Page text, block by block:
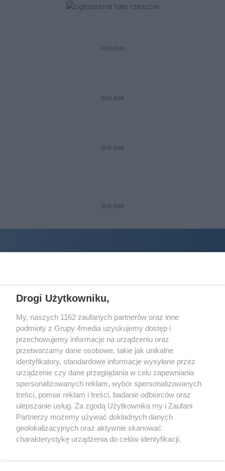
REKLAMA
REKLAMA
REKLAMA
REKLAMA
Wydawcąhalorzeszow.pljest:
STOWARZYSZENIE INICJATYW SPOŁECZNYCH PERSPEKTYWA
Adres do korespondencji:
ul. Piastów 3/2035-077 Rzeszów
kontakt@halorzeszow.pl
Redakcja Reklama Kontakt
Patronat medialny
Regulamin portalu
Polityka prywatności
Drogi Użytkowniku,
My, naszych 1162 zaufanych partnerów oraz inne
podmioty z Grupy 4media uzyskujemy dostęp i
przechowujemy informacje na urządzeniu oraz
przetwarzamy dane osobowe, takie jak unikalne
identyfikatory, standardowe informacje wysyłane przez
urządzenie czy dane przeglądania w celu zapewniania
spersonalizowanych reklam, wybór spersonalizowanych
treści, pomiar reklam i treści, badanie odbiorców oraz
ulepszanie usług. Za zgodą Użytkownika my i Zaufani
Partnerzy możemy używać dokładnych danych
geolokalizacyjnych oraz aktywnie skanować
charakterystykę urządzenia do celów identyfikacji.